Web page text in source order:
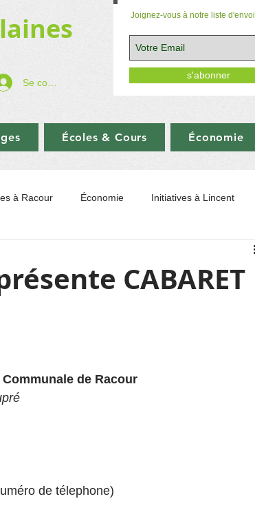
Se connecter
Joignez-vous à notre liste d'envoi
s'abonner
Écoles & Cours Économie
à Racour Économie Initiatives à Lincent
CABARET
de Racour
de télephone)